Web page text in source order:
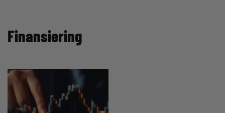
Finansiering